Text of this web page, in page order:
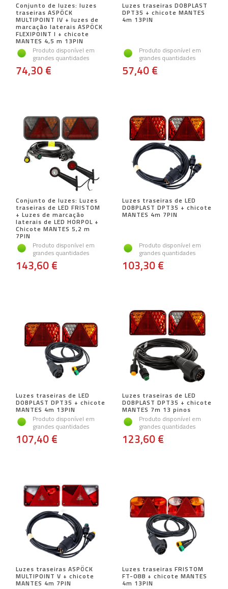
Conjunto de luzes: luzes
traseiras ASPÖCK
MULTIPOINT IV + luzes de
marcação laterais ASPÖCK
FLEXIPOINT I + chicote
MANTES 4,5 m 13PIN
Produto disponível em
grandes quantidades
74,30 €
Luzes traseiras DOBPLAST
DPT35 + chicote MANTES
4m 13PIN
Produto disponível em
grandes quantidades
57,40 €
Conjunto de luzes: Luzes
traseiras de LED FRISTOM
+ Luzes de marcação
laterais de LED HORPOL +
Chicote MANTES 5,2 m
7PIN
Produto disponível em
grandes quantidades
143,60 €
Luzes traseiras de LED
DOBPLAST DPT35 + chicote
MANTES 4m 7PIN
Produto disponível em
grandes quantidades
103,30 €
Luzes traseiras de LED
DOBPLAST DPT35 + chicote
MANTES 4m 13PIN
Produto disponível em
grandes quantidades
107,40 €
Luzes traseiras de LED
DOBPLAST DPT35 + chicote
MANTES 7m 13 pinos
Produto disponível em
grandes quantidades
123,60 €
Luzes traseiras ASPÖCK
MULTIPOINT V + chicote
MANTES 4m 7PIN
Luzes traseiras FRISTOM
FT-088 + chicote MANTES
4m 13PIN